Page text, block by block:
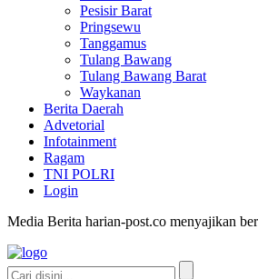
Pesisir Barat
Pringsewu
Tanggamus
Tulang Bawang
Tulang Bawang Barat
Waykanan
Berita Daerah
Advetorial
Infotainment
Ragam
TNI POLRI
Login
Media Berita harian-post.co menyajikan